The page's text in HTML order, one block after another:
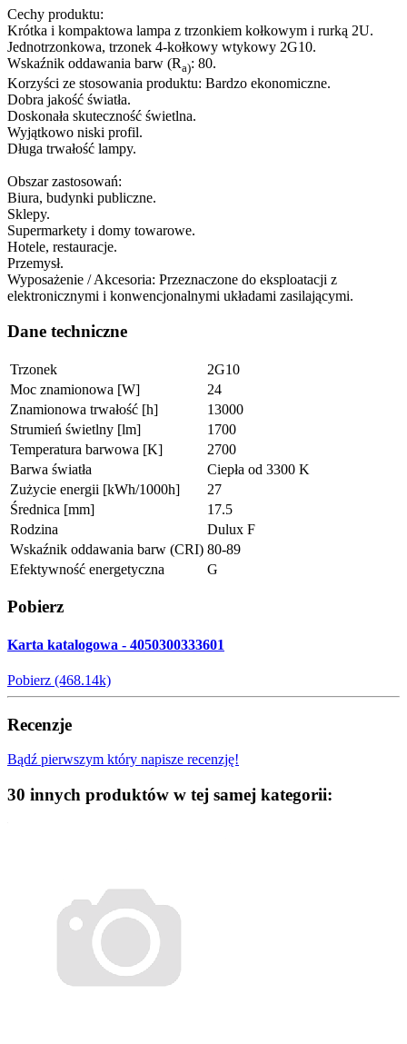
Cechy produktu:
Krótka i kompaktowa lampa z trzonkiem kołkowym i rurką 2U.
Jednotrzonkowa, trzonek 4-kołkowy wtykowy 2G10.
Wskaźnik oddawania barw (Ra): 80.
Korzyści ze stosowania produktu: Bardzo ekonomiczne.
Dobra jakość światła.
Doskonała skuteczność świetlna.
Wyjątkowo niski profil.
Długa trwałość lampy.
Obszar zastosowań:
Biura, budynki publiczne.
Sklepy.
Supermarkety i domy towarowe.
Hotele, restauracje.
Przemysł.
Wyposażenie / Akcesoria: Przeznaczone do eksploatacji z
elektronicznymi i konwencjonalnymi układami zasilającymi.
Dane techniczne
Trzonek
2G10
Moc znamionowa [W]
24
Znamionowa trwałość [h]
13000
Strumień świetlny [lm]
1700
Temperatura barwowa [K]
2700
Barwa światła
Ciepła od 3300 K
Zużycie energii [kWh/1000h]
27
Średnica [mm]
17.5
Rodzina
Dulux F
Wskaźnik oddawania barw (CRI) 80-89
Efektywność energetyczna
G
Pobierz
Karta katalogowa - 4050300333601
Pobierz (468.14k)
Recenzje
Bądź pierwszym który napisze recenzję!
30 innych produktów w tej samej kategorii: